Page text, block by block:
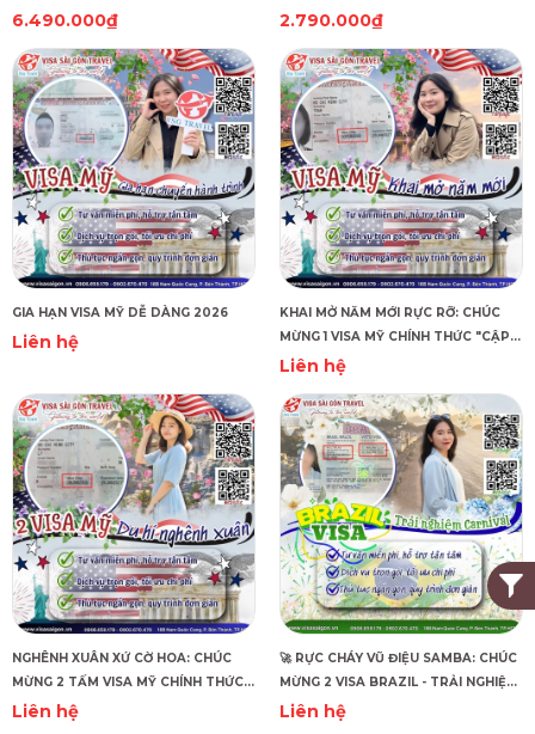
TỐC!
6.490.000₫
HUNGARY CÙNG "CẬP BẾN"! ☀️
2.790.000₫
GIA HẠN VISA MỸ DỄ DÀNG 2026
Liên hệ
KHAI MỞ NĂM MỚI RỰC RỠ: CHÚC
MỪNG 1 VISA MỸ CHÍNH THỨC "CẬP
BẾN"!
Liên hệ
NGHÊNH XUÂN XỨ CỜ HOA: CHÚC
MỪNG 2 TẤM VISA MỸ CHÍNH THỨC
"CẬP BẾN"!
Liên hệ
🚀 RỰC CHÁY VŨ ĐIỆU SAMBA: CHÚC
MỪNG 2 VISA BRAZIL - TRẢI NGHIỆM
CARNIVAL ĐẦU NĂM! ✨
Liên hệ